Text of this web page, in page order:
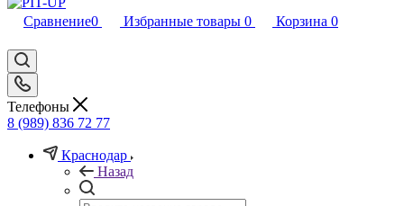
Сравнение0 Избранные товары 0 Корзина 0
Телефоны
8 (989) 836 72 77
Краснодар
Назад